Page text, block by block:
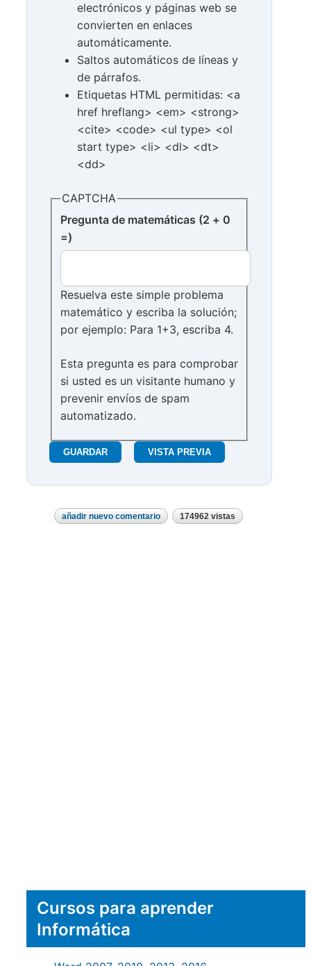
electrónicos y páginas web se
convierten en enlaces
automáticamente.
Saltos automáticos de líneas y
de párrafos.
Etiquetas HTML permitidas: <a
href hreflang> <em> <strong>
<cite> <code> <ul type> <ol
start type> <li> <dl> <dt>
<dd>
CAPTCHA
Pregunta de matemáticas (2 + 0
=)
Resuelva este simple problema
matemático y escriba la solución;
por ejemplo: Para 1+3, escriba 4.
Esta pregunta es para comprobar
si usted es un visitante humano y
prevenir envíos de spam
automatizado.
añadir nuevo comentario 174962 vistas
Cursos para aprender
Informática